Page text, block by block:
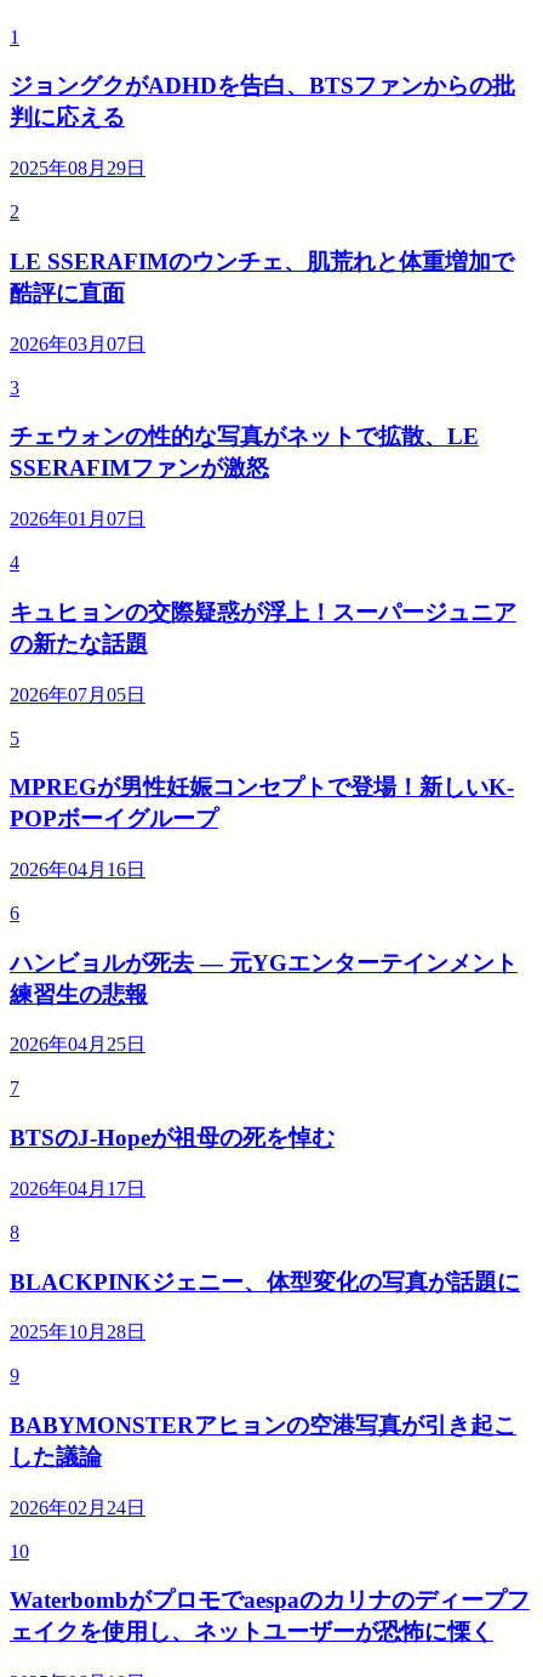
1
ジョングクがADHDを告白、BTSファンからの批
判に応える
2025年08月29日
2
LE SSERAFIMのウンチェ、肌荒れと体重増加で
酷評に直面
2026年03月07日
3
チェウォンの性的な写真がネットで拡散、LE
SSERAFIMファンが激怒
2026年01月07日
4
キュヒョンの交際疑惑が浮上！スーパージュニア
の新たな話題
2026年07月05日
5
MPREGが男性妊娠コンセプトで登場！新しいK-
POPボーイグループ
2026年04月16日
6
ハンビョルが死去 — 元YGエンターテインメント
練習生の悲報
2026年04月25日
7
BTSのJ-Hopeが祖母の死を悼む
2026年04月17日
8
BLACKPINKジェニー、体型変化の写真が話題に
2025年10月28日
9
BABYMONSTERアヒョンの空港写真が引き起こ
した議論
2026年02月24日
10
Waterbombがプロモでaespaのカリナのディープフ
ェイクを使用し、ネットユーザーが恐怖に慄く